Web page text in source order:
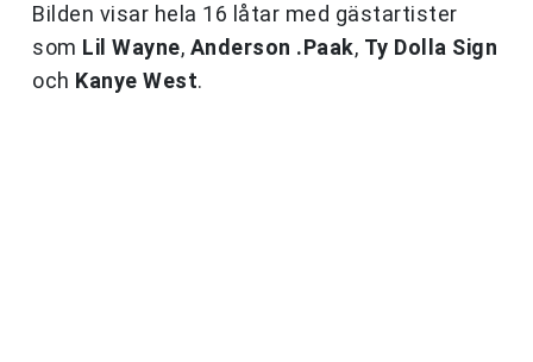
Bilden visar hela 16 låtar med gästartister
som Lil Wayne, Anderson .Paak, Ty Dolla Sign
och Kanye West.